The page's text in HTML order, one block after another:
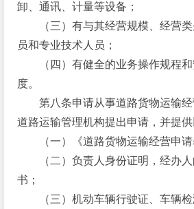
卸、通讯、计量等设备；
（三）有与其经营规模、经营类
员和专业技术人员；
（四）有健全的业务操作规程和
度。
第八条申请从事道路货物运输经
道路运输管理机构提出申请，并提供
（一）《道路货物运输经营申请
（二）负责人身份证明，经办人
书；
（三）机动车辆行驶证、车辆检